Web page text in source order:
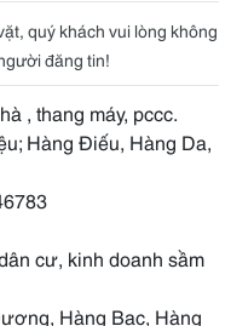
quý khách vui lòng không
đăng tin!
, thang máy, pccc.
Hàng Điếu, Hàng Da,
cư, kinh doanh sầm
Hàng Bạc, Hàng